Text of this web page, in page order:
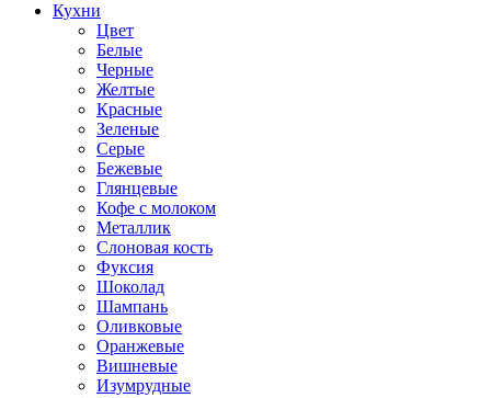
Кухни
Цвет
Белые
Черные
Желтые
Красные
Зеленые
Серые
Бежевые
Глянцевые
Кофе с молоком
Металлик
Слоновая кость
Фуксия
Шоколад
Шампань
Оливковые
Оранжевые
Вишневые
Изумрудные